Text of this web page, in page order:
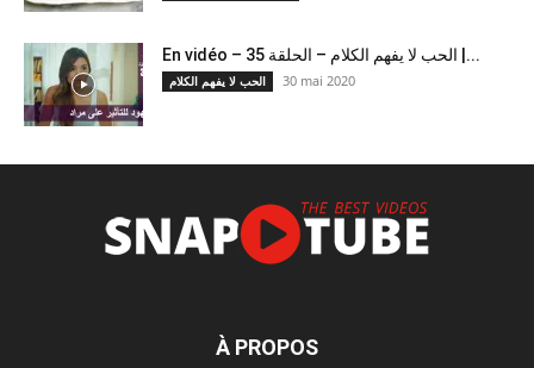
En vidéo – الحب لا يفهم الكلام – الحلقة 35 |...
الحب لا يفهم الكلام 30 mai 2020
À PROPOS